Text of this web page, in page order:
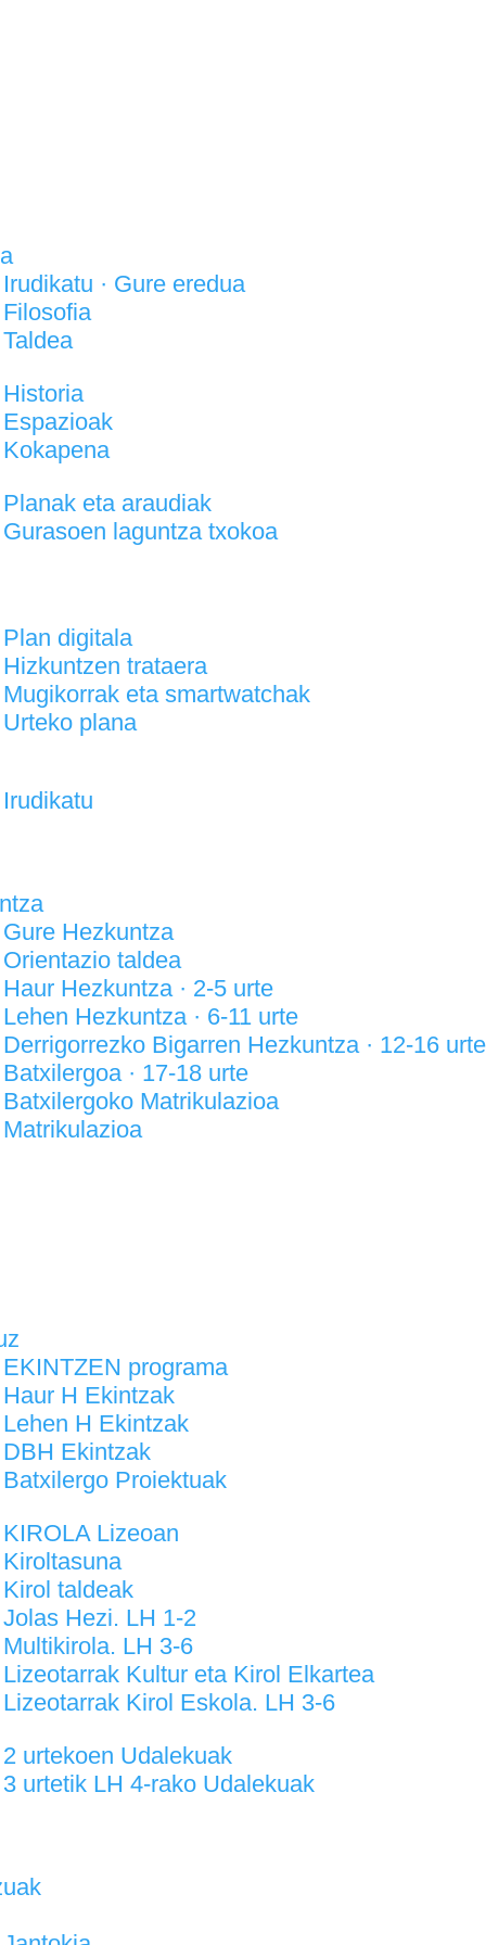
Irudikatu · Gure eredua
Filosofia
Taldea
Historia
Espazioak
Kokapena
Planak eta araudiak
Gurasoen laguntza txokoa
Plan digitala
Hizkuntzen trataera
Mugikorrak eta smartwatchak
Urteko plana
Irudikatu
Gure Hezkuntza
Orientazio taldea
Haur Hezkuntza · 2-5 urte
Lehen Hezkuntza · 6-11 urte
Derrigorrezko Bigarren Hezkuntza · 12-16 urte
Batxilergoa · 17-18 urte
Batxilergoko Matrikulazioa
Matrikulazioa
EKINTZEN programa
Haur H Ekintzak
Lehen H Ekintzak
DBH Ekintzak
Batxilergo Proiektuak
KIROLA Lizeoan
Kiroltasuna
Kirol taldeak
Jolas Hezi. LH 1-2
Multikirola. LH 3-6
Lizeotarrak Kultur eta Kirol Elkartea
Lizeotarrak Kirol Eskola. LH 3-6
2 urtekoen Udalekuak
3 urtetik LH 4-rako Udalekuak